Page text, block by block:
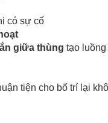
có sự cố
giữa thùng tạo
tiện cho bố trí lại